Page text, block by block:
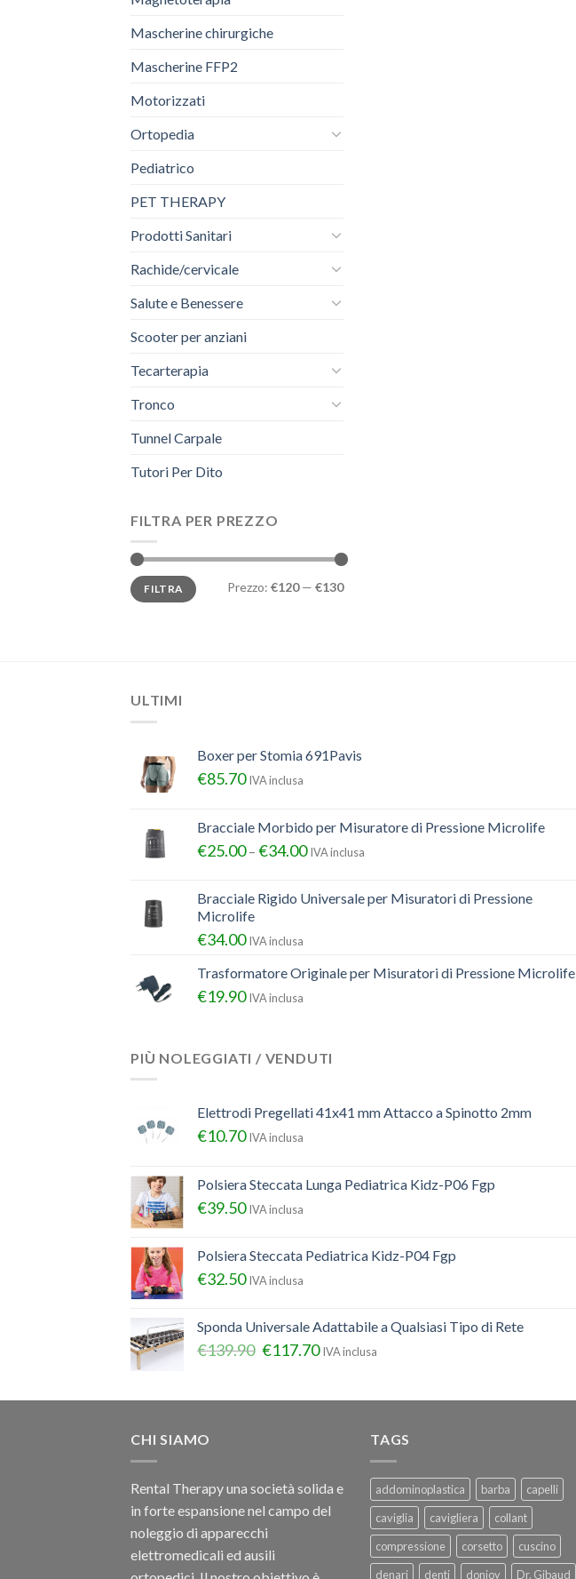
Mascherine chirurgiche
Mascherine FFP2
Motorizzati
Ortopedia
Pediatrico
PET THERAPY
Prodotti Sanitari
Rachide/cervicale
Salute e Benessere
Scooter per anziani
Tecarterapia
Tronco
Tunnel Carpale
Tutori Per Dito
FILTRA PER PREZZO
Prezzo
Min
Prezzo
MaxFILTRA Prezzo: €120— €130
ULTIMI
Boxer per Stomia 691Pavis
€85.70 IVA inclusa
Bracciale Morbido per Misuratore di Pressione Microlife
€25.00– €34.00 IVA inclusa
Bracciale Rigido Universale per Misuratori di Pressione
Microlife
€34.00 IVA inclusa
Trasformatore Originale per Misuratori di Pressione Microlife
€19.90 IVA inclusa
PIÙ NOLEGGIATI / VENDUTI
Elettrodi Pregellati 41x41 mm Attacco a Spinotto 2mm
€10.70 IVA inclusa
Polsiera Steccata Lunga Pediatrica Kidz-P06 Fgp
€39.50 IVA inclusa
Polsiera Steccata Pediatrica Kidz-P04 Fgp
€32.50 IVA inclusa
Sponda Universale Adattabile a Qualsiasi Tipo di Rete
€139.90 €117.70 IVA inclusa
CHI SIAMO
Rental Therapy una società solida e
in forte espansione nel campo del
noleggio di apparecchi
elettromedicali ed ausili
TAGS
addominoplastica barba
capelli
caviglia
cavigliera
collant
compressione
corsetto
cuscino
denari
denti donjoy Dr. Gibaud